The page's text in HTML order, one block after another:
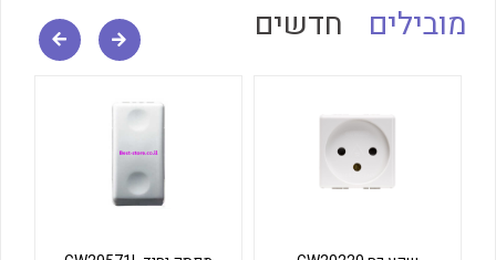
מובילים חדשים